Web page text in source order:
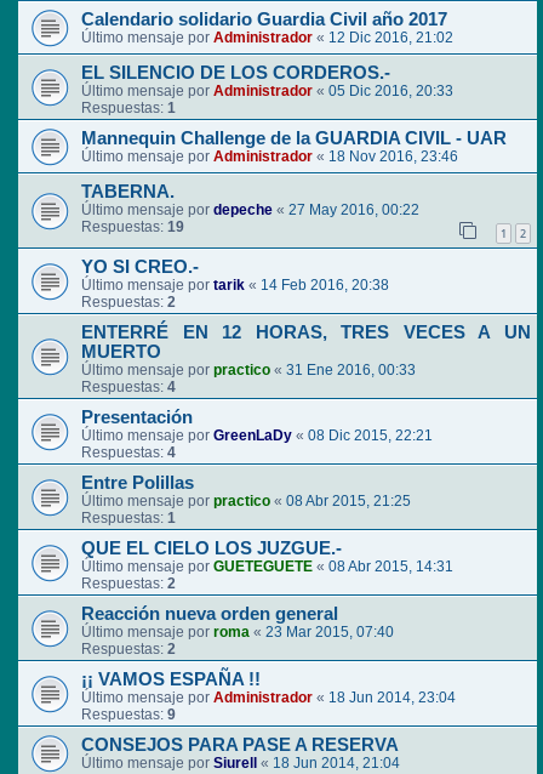
Calendario solidario Guardia Civil año 2017
Último mensaje por Administrador « 12 Dic 2016, 21:02
EL SILENCIO DE LOS CORDEROS.-
Último mensaje por Administrador « 05 Dic 2016, 20:33
Respuestas: 1
Mannequin Challenge de la GUARDIA CIVIL - UAR
Último mensaje por Administrador « 18 Nov 2016, 23:46
TABERNA.
Último mensaje por depeche « 27 May 2016, 00:22
Respuestas: 19 1 2
YO SI CREO.-
Último mensaje por tarik « 14 Feb 2016, 20:38
Respuestas: 2
ENTERRÉ EN 12 HORAS, TRES VECES A UN
MUERTO
Último mensaje por practico « 31 Ene 2016, 00:33
Respuestas: 4
Presentación
Último mensaje por GreenLaDy « 08 Dic 2015, 22:21
Respuestas: 4
Entre Polillas
Último mensaje por practico « 08 Abr 2015, 21:25
Respuestas: 1
QUE EL CIELO LOS JUZGUE.-
Último mensaje por GUETEGUETE « 08 Abr 2015, 14:31
Respuestas: 2
Reacción nueva orden general
Último mensaje por roma « 23 Mar 2015, 07:40
Respuestas: 2
¡¡ VAMOS ESPAÑA !!
Último mensaje por Administrador « 18 Jun 2014, 23:04
Respuestas: 9
CONSEJOS PARA PASE A RESERVA
Último mensaje por Siurell « 18 Jun 2014, 21:04